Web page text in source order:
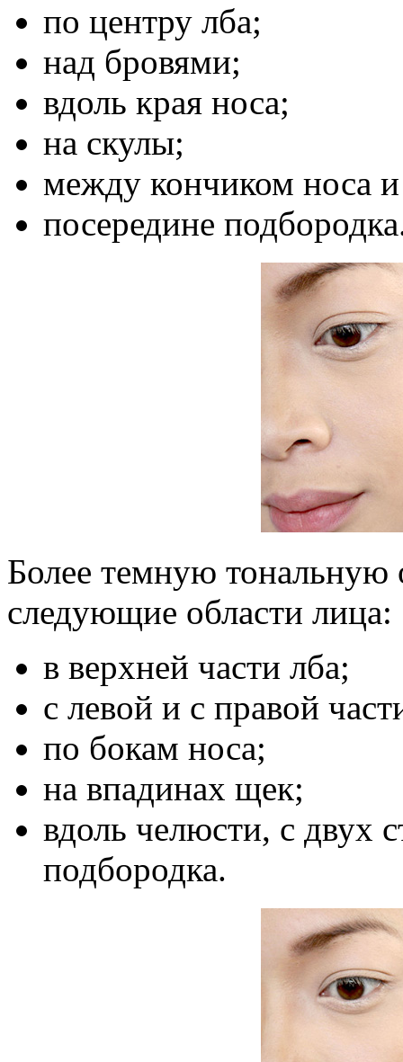
по центру лба;
над бровями;
вдоль края носа;
на скулы;
между кончиком носа
посередине
Более темную тональную
следующие области лица:
в верхней части лба;
с левой и с правой
по бокам носа;
на впадинах щек;
вдоль челюсти, с двух
подбородка.